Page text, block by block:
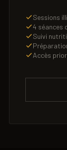
Sessions
4 séances
Suivi
Accès